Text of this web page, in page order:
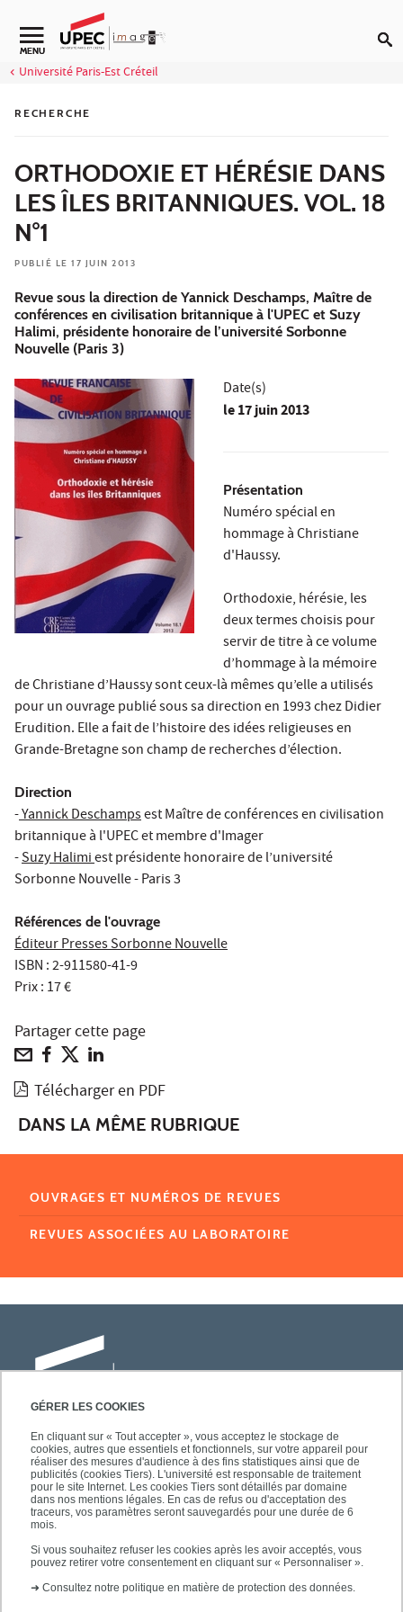
GÉRER LES COOKIES
En cliquant sur « Tout accepter », vous acceptez le stockage de
cookies, autres que essentiels et fonctionnels, sur votre appareil pour
réaliser des mesures d'audience à des fins statistiques ainsi que de
publicités (cookies Tiers). L'université est responsable de traitement
pour le site Internet. Les cookies Tiers sont détaillés par domaine
dans nos mentions légales. En cas de refus ou d'acceptation des
traceurs, vos paramètres seront sauvegardés pour une durée de 6
mois.
Si vous souhaitez refuser les cookies après les avoir acceptés, vous
pouvez retirer votre consentement en cliquant sur « Personnaliser ».
➜ Consultez notre politique en matière de protection des données.
Aller au contenu
Navigation secondaire
MENU
Université Paris-Est Créteil
RECHERCHE
ORTHODOXIE ET HÉRÉSIE DANS
LES ÎLES BRITANNIQUES. VOL. 18
N°1
PUBLIÉ LE 17 JUIN 2013
Revue sous la direction de Yannick Deschamps, Maître de
conférences en civilisation britannique à l'UPEC et Suzy
Halimi, présidente honoraire de l’université Sorbonne
Nouvelle (Paris 3)
Date(s)
le17 juin 2013
Présentation
Numéro spécial en
hommage à Christiane
d'Haussy.
Orthodoxie, hérésie, les
deux termes choisis pour
servir de titre à ce volume
d’hommage à la mémoire
de Christiane d’Haussy sont ceux-là mêmes qu’elle a utilisés
pour un ouvrage publié sous sa direction en 1993 chez Didier
Erudition. Elle a fait de l’histoire des idées religieuses en
Grande-Bretagne son champ de recherches d’élection.
Direction
-Yannick Deschampsest Maître de conférences en civilisation
britannique à l'UPEC et membre d'Imager
-Suzy Halimiest présidente honoraire de l’université
Sorbonne Nouvelle - Paris 3
Références de l'ouvrage
Éditeur Presses Sorbonne Nouvelle
ISBN : 2-911580-41-9
Prix : 17 €
Partager cette page
Télécharger en PDF
DANS LA MÊME RUBRIQUE
OUVRAGES ET NUMÉROS DE REVUES
REVUES ASSOCIÉES AU LABORATOIRE
Université Paris-Est Créteil
Faculté des lettres, langues et sciences
humaines
61, avenue du Général de Gaulle
94010 Créteil